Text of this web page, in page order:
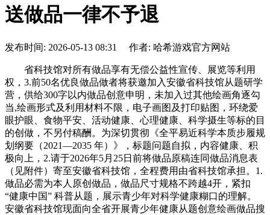
送做品一律不予退
发布时间: 2026-05-13 08:31 作者: 哈希游戏官方网站
省科技馆对所有做品享有无偿公益性宣传、展览等利用
权，3.前50名优良做品做者将获邀加入安徽省科技馆从题研学
营，供给300字以内做品创意申明，未加入过其他绘画角逐勾
当,绘画形式及利用材料不限，电子画图及打印贴图，环绕爱
眼护眼、食物平安、活动健康、心理健康、科学摄生等标的目
的创做，不另付稿酬。为深切贯彻《全平易近科学本质步履规
划纲要（2021—2035 年）》，标题问题自拟，内容健康、积
极向上，2.请于2026年5月25日前将做品原稿连同做品消息表
（见附件）寄至安徽省科技馆，全程费用由省科技馆承担。1.
做品必需为本人原创做品，做品尺寸规格不跨越4开，紧扣
“健康中国” 科普从题，展示青少年对科学健康糊口的理解。
安徽省科技馆现面向全省开展青少年健康从题创意绘画做品搜